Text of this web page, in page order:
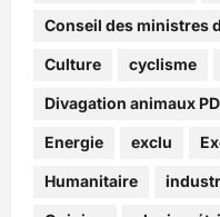
Conseil des ministres
Culture cyclisme
Divagation animaux
Energie exclu
Humanitaire